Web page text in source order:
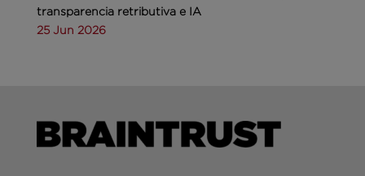
transparencia retributiva e IA
25 Jun 2026